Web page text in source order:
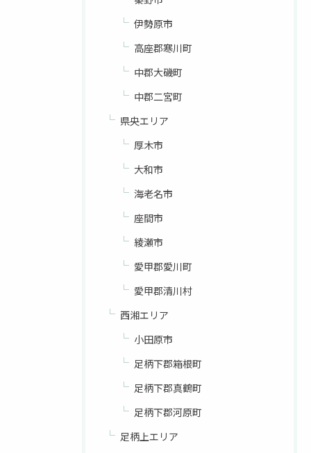
伊勢原市
高座郡寒川町
中郡大磯町
中郡二宮町
県央エリア
厚木市
大和市
海老名市
座間市
綾瀬市
愛甲郡愛川町
愛甲郡清川村
西湘エリア
小田原市
足柄下郡箱根町
足柄下郡真鶴町
足柄下郡河原町
足柄上エリア